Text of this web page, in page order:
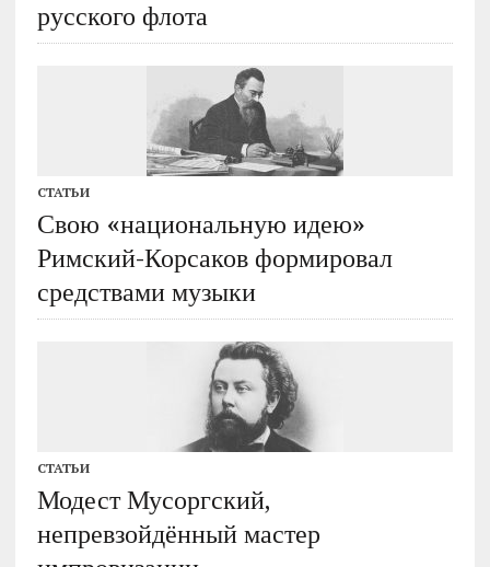
русского флота
СТАТЬИ
Свою «национальную идею»
Римский-Корсаков формировал
средствами музыки
СТАТЬИ
Модест Мусоргский,
непревзойдённый мастер